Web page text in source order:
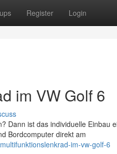
Register Login
im VW Golf 6
Dann ist das individuelle Einbau
Bordcomputer direkt am
im-vw-golf-6